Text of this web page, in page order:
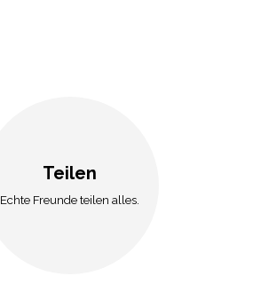
Teilen
Echte Freunde teilen alles.